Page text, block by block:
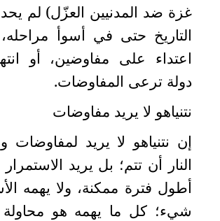
مصريون
في
الكويت
ومناسبات
غزة ضد المدنيين العزّل) لم
التاريخ حتى في أسوأ
اعتداء على مفاوضين، أو
دولة ترعى المفاوضات.
نتنياهو لا يريد مفاوضات
إن نتنياهو لا يريد
النار أن تتم؛ بل يريد
أطول فترة ممكنة، ولا يهمه
شيء؛ كل ما يهمه هو